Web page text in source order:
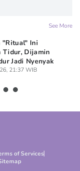
See More
"Ritual" Ini
Tidur, Dijamin
Jadi Nyenyak
21:37 WIB
of Services